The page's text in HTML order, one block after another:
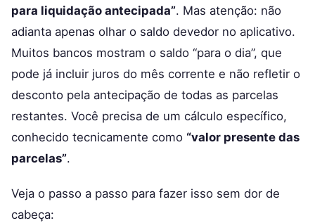
para liquidação antecipada”. Mas atenção: não
adianta apenas olhar o saldo devedor no aplicativo.
Muitos bancos mostram o saldo “para o dia”, que
pode já incluir juros do mês corrente e não refletir o
desconto pela antecipação de todas as parcelas
restantes. Você precisa de um cálculo específico,
conhecido tecnicamente como “valor presente das
parcelas”.
Veja o passo a passo para fazer isso sem dor de
cabeça: